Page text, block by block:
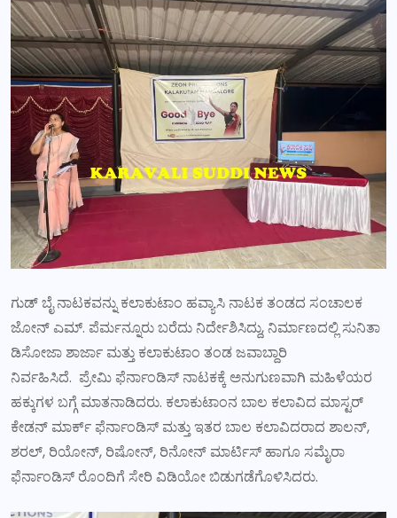
ಗುಡ್ ಬೈ ನಾಟಕವನ್ನು ಕಲಾಕುಟಾಂ ಹವ್ಯಾಸಿ ನಾಟಕ ತಂಡದ ಸಂಚಾಲಕ
ಜೋನ್ ಎಮ್. ಪೆರ್ಮನ್ನೂರು ಬರೆದು ನಿರ್ದೇಶಿಸಿದ್ದು, ನಿರ್ಮಾಣದಲ್ಲಿ ಸುನಿತಾ
ಡಿಸೋಜಾ ಶಾರ್ಜಾ ಮತ್ತು ಕಲಾಕುಟಾಂ ತಂಡ ಜವಾಬ್ದಾರಿ
ನಿರ್ವಹಿಸಿದೆ. ಪ್ರೇಮಿ ಫೆರ್ನಾಂಡಿಸ್ ನಾಟಕಕ್ಕೆ ಅನುಗುಣವಾಗಿ ಮಹಿಳೆಯರ
ಹಕ್ಕುಗಳ ಬಗ್ಗೆ ಮಾತನಾಡಿದರು. ಕಲಾಕುಟಾಂನ ಬಾಲ ಕಲಾವಿದ ಮಾಸ್ಟರ್
ಕೇಡನ್ ಮಾರ್ಕ್ ಫೆರ್ನಾಂಡಿಸ್ ಮತ್ತು ಇತರ ಬಾಲ ಕಲಾವಿದರಾದ ಶಾಲನ್,
ಶರಲ್, ರಿಯೋನ್, ರಿಷೋನ್, ರಿನೋನ್ ಮಾರ್ಟಿಸ್ ಹಾಗೂ ಸಮೈರಾ
ಫೆರ್ನಾಂಡಿಸ್ ರೊಂದಿಗೆ ಸೇರಿ ವಿಡಿಯೋ ಬಿಡುಗಡೆಗೊಳಿಸಿದರು.